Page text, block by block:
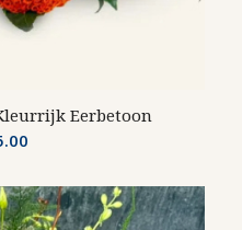
Eerbetoon